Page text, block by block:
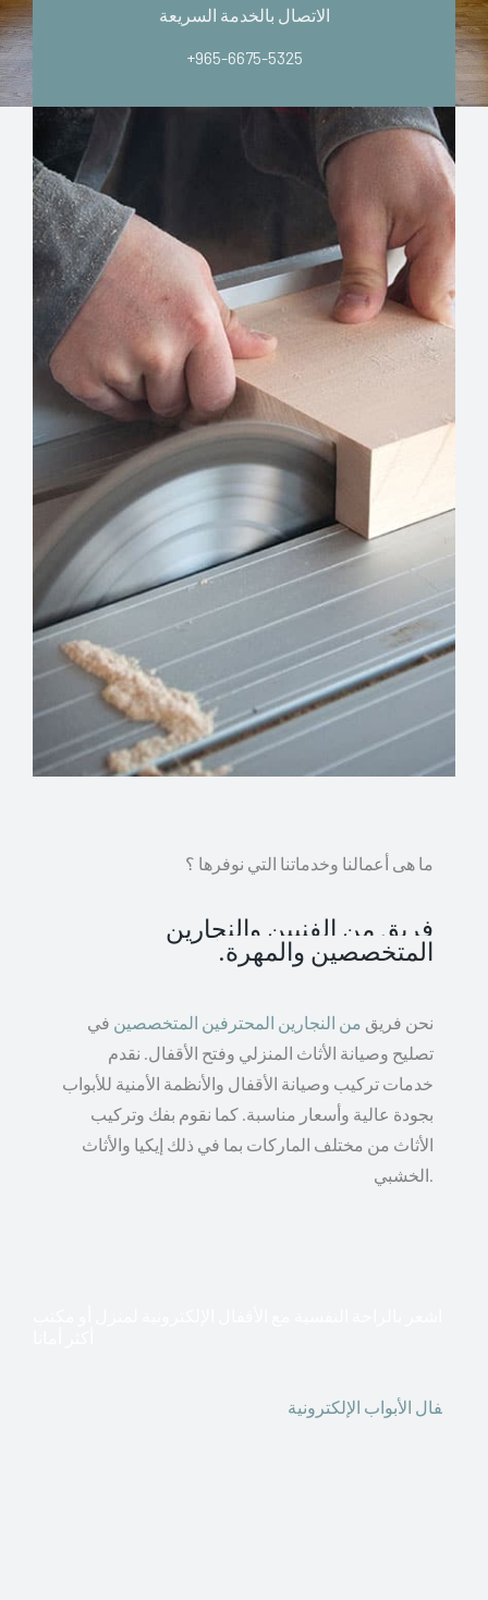
الاتصال بالخدمة السريعة
+965-6675-5325
ما هى أعمالنا وخدماتنا التي نوفرها ؟
فريق من الفنيين والنجارين
المتخصصين والمهرة.
نحن فريق من النجارين المحترفين المتخصصين في
تصليح وصيانة الأثاث المنزلي وفتح الأقفال. نقدم
خدمات تركيب وصيانة الأقفال والأنظمة الأمنية للأبواب
بجودة عالية وأسعار مناسبة. كما نقوم بفك وتركيب
الأثاث من مختلف الماركات بما في ذلك إيكيا والأثاث
الخشبي.
فال الأبواب الإلكترونية